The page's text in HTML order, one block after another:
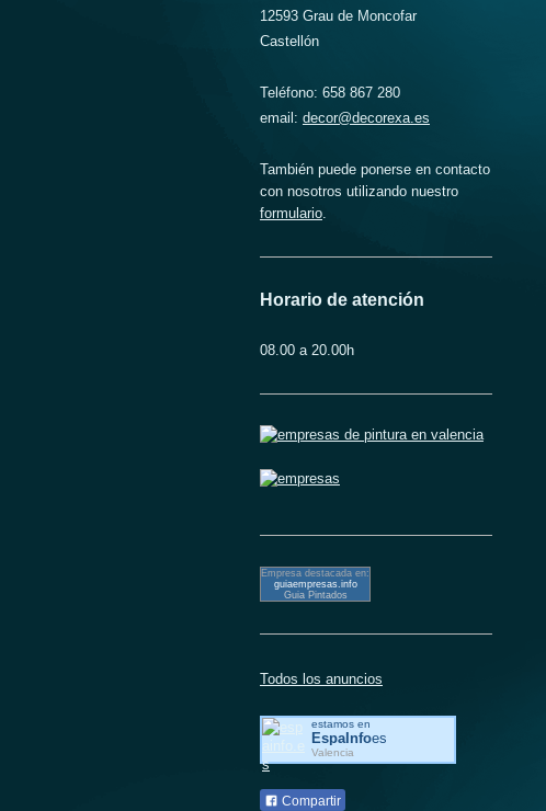
12593 Grau de Moncofar
Castellón
Teléfono: 658 867 280
email: decor@decorexa.es
También puede ponerse en contacto
con nosotros utilizando nuestro
formulario
Horario de atención
08.00 a 20.00h
Empresa destacada en:
guiaempresas.info
Guia Pintados
Todos los anuncios
estamos en
EspaInfoes
Valencia
Compartir